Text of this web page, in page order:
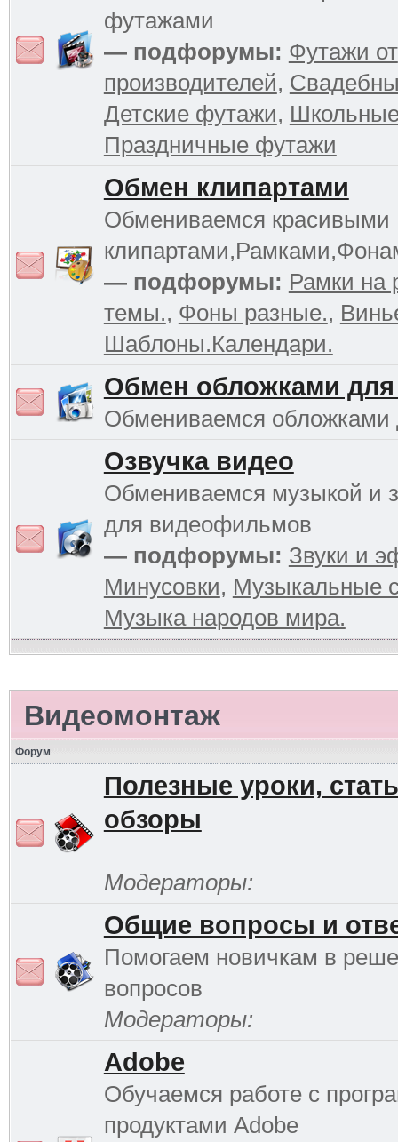
футажами
— подфорумы: Футажи от
производителей,
Детские футажи,
Праздничные футажи
Обмен клипартами
Обмениваемся красивыми
— подфорумы: Рамки на
темы., Фоны разные.,
Шаблоны.Календари.
Обмен обложками для
Обмениваемся обложками
Озвучка видео
Обмениваемся музыкой и
для видеофильмов
— подфорумы: Звуки и
Минусовки, Музыкальные
Музыка народов мира.
Видеомонтаж
Форум
Полезные уроки,
обзоры
Модераторы:
Общие вопросы и
Помогаем новичкам в
вопросов
Модераторы:
Adobe
Обучаемся работе с
продуктами Adobe